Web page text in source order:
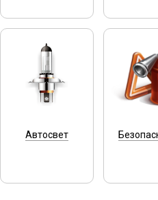
Автосвет